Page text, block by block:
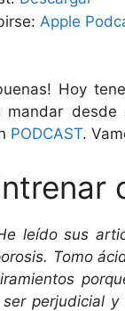
Apple
Hoy
mandar
PODCAST.
leído sus
Tomo
perjudicial